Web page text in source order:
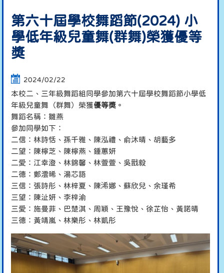
第六十屆學校舞蹈節(2024) 小
學低年級兒童舞(群舞)榮獲優等
獎
2024/02/22
本校二、三年級舞蹈組同學參加第六十屆學校舞蹈節小學低
年級兒童舞（群舞）榮獲優等獎 。
舞蹈名稱：雛燕
參加同學如下：
二信：林詩恬、孫千雅、陳泓禮、俞沐晴、胡藝多
二望：陳檸芝、陳檸燕、鍾蕙妍
二愛：江幸澄、林錦馨、林萱萱、吳戩毅
二德：鄭澐晞、湯芯語
三信：張詩彤、林梓夏、陳浠娜、蘇欣兒、余瑾希
三望：陳沚妍、李梓渝
三愛：施曼菲、巴楚淇、周穎、王豫悅、徐芷怡、黃諾晴
三德：黃靖嵐、林樂彤、林凱彤